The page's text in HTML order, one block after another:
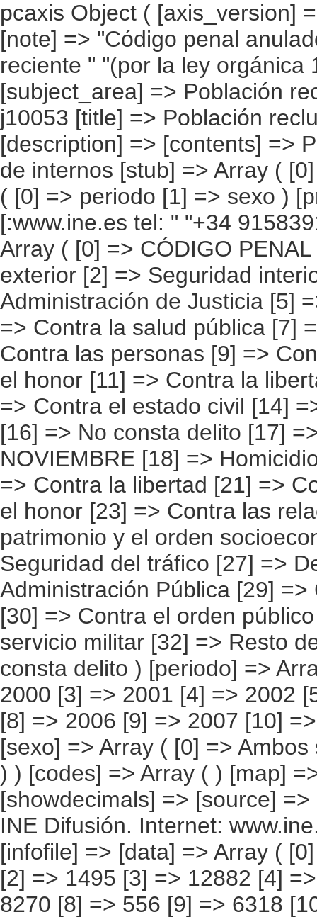
pcaxis Object ( [axis_version] => [creation_date] => 20110801 12:00 [note] => "Código penal anulado al actualizarlo con otro código más reciente " "(por la ley orgánica 10/1995 del Código Penal). " [subject_area] => Población reclusa [subject_code] => j1 [matrix] => j10053 [title] => Población reclusa por ley y delitos, periodo y sexo. [description] => [contents] => Población reclusa [units] => número de internos [stub] => Array ( [0] => ley y delitos ) [heading] => Array ( [0] => periodo [1] => sexo ) [prestext] => [values] => Array ( [:www.ine.es tel: " "+34 915839100 "; VALUES("ley y delitos] => Array ( [0] => CÓDIGO PENAL DEROGADO (1) [1] => Seguridad exterior [2] => Seguridad interior [3] => Falsedades [4] => Contra la Administración de Justicia [5] => Contra la seguridad del tráfico [6] => Contra la salud pública [7] => Funcionarios públicos [8] => Contra las personas [9] => Contra la libertad sexual [10] => Contra el honor [11] => Contra la libertad [12] => Contra la propiedad [13] => Contra el estado civil [14] => Resto de delitos [15] => Por faltas [16] => No consta delito [17] => LEY ORGÁNICA 10/1995, de 23 de NOVIEMBRE [18] => Homicidio y sus formas [19] => Lesiones [20] => Contra la libertad [21] => Contra la libertad sexual [22] => Contra el honor [23] => Contra las relaciones familiares [24] => Contra el patrimonio y el orden socioeconómico [25] => Salud pública [26] => Seguridad del tráfico [27] => De las falsedades [28] => Contra la Administración Pública [29] => Contra la Administración de Justicia [30] => Contra el orden público [31] => Deber de prestación del servicio militar [32] => Resto de delitos [33] => Por faltas [34] => No consta delito ) [periodo] => Array ( [0] => 1998 [1] => 1999 [2] => 2000 [3] => 2001 [4] => 2002 [5] => 2003 [6] => 2004 [7] => 2005 [8] => 2006 [9] => 2007 [10] => 2008 [11] => 2009 [12] => 2010 ) [sexo] => Array ( [0] => Ambos sexos [1] => Varones [2] => Mujeres ) ) [codes] => Array ( ) [map] => Array ( )